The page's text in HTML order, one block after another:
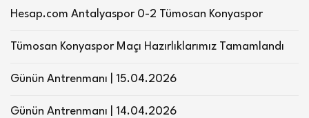
Hesap.com Antalyaspor 0-2 Tümosan Konyaspor
Tümosan Konyaspor Maçı Hazırlıklarımız Tamamlandı
Günün Antrenmanı | 15.04.2026
Günün Antrenmanı | 14.04.2026